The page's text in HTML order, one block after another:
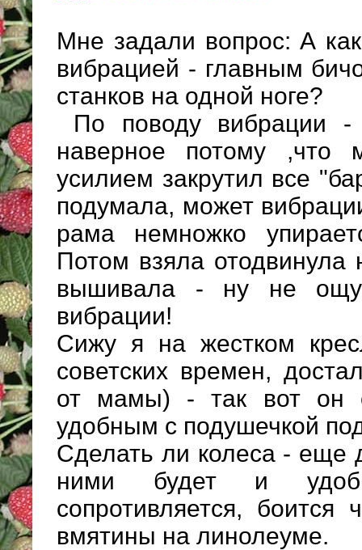
Мне задали вопрос: А как
вибрацией - главным
станков на одной ноге?
По поводу вибрации
наверное потому
усилием закрутил все
подумала, может
рама немножко
Потом взяла отодвинула
вышивала - ну не
вибрации!
Сижу я на жестком
советских времен,
от мамы) - так вот он
удобным с подушечкой
Сделать ли колеса - еще
ними будет и
сопротивляется, боится
вмятины на линолеуме.